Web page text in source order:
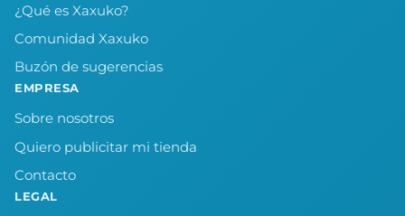
¿Qué es Xaxuko?
Comunidad Xaxuko
Buzón de sugerencias
EMPRESA
Sobre nosotros
Quiero publicitar mi tienda
Contacto
LEGAL